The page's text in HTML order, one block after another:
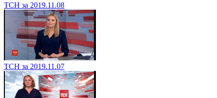
ТСН за 2019.11.11
ТСН за 2019.11.09